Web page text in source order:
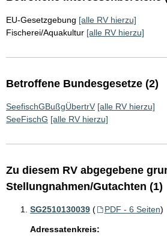
EU-Gesetzgebung [alle RV hierzu]
Fischerei/Aquakultur [alle RV hierzu]
Betroffene Bundesgesetze (2)
SeefischGBußgÜbertrV [alle RV hierzu]
SeeFischG [alle RV hierzu]
Zu diesem RV abgegebene
Stellungnahmen/Gutachten (1)
SG2510130039 ( PDF - 6 Seiten)
Adressatenkreis: